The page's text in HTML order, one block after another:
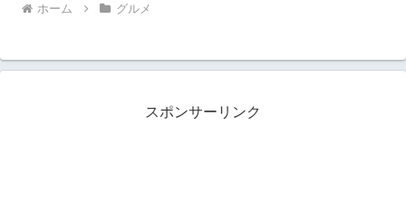
ホーム グルメ
スポンサーリンク